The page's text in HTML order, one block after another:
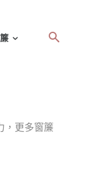
，更多窗簾